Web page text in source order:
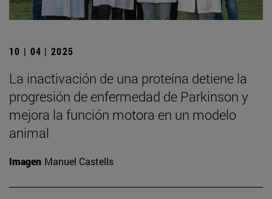
10 | 04 | 2025
La inactivación de una proteína detiene la
progresión de enfermedad de Parkinson y
mejora la función motora en un modelo
animal
Imagen Manuel Castells